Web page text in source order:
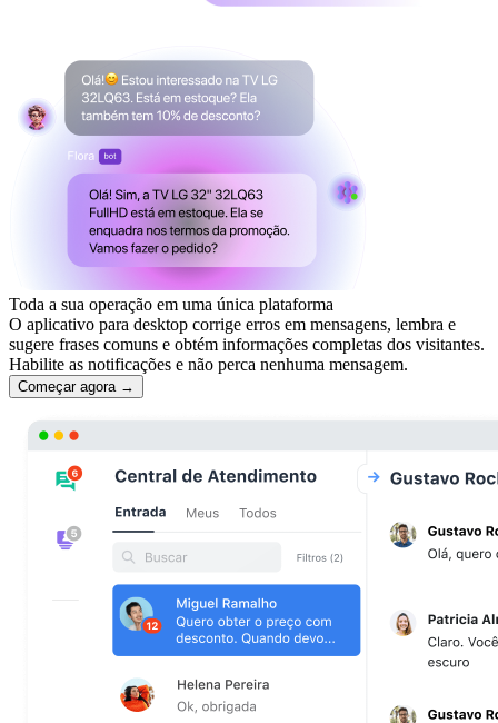
Toda a sua operação em uma única plataforma
O aplicativo para desktop corrige erros em mensagens, lembra e
sugere frases comuns e obtém informações completas dos visitantes.
Habilite as notificações e não perca nenhuma mensagem.
Começar agora →